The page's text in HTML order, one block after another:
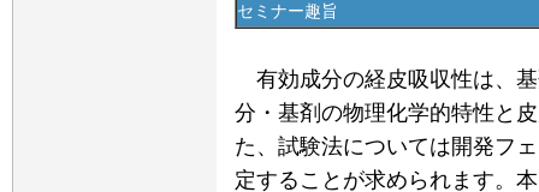
セミナー趣旨
有効成分の経皮吸収性は、
分・基剤の物理化学的特性と
た、試験法については開発フ
定することが求められます。